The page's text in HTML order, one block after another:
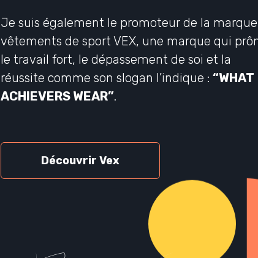
Je suis également le promoteur de la
vêtements de sport VEX, une marque qui
le travail fort, le dépassement de soi et la
réussite comme son slogan l’indique : “WHAT
ACHIEVERS WEAR”.
Découvrir Vex